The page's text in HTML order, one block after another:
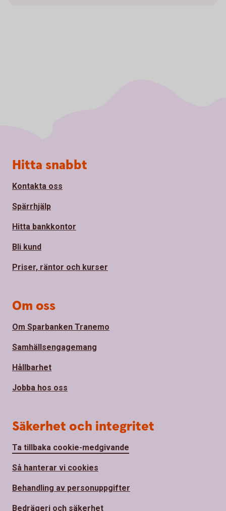
Sidfot
Hitta snabbt
Kontakta oss
Spärrhjälp
Hitta bankkontor
Bli kund
Priser, räntor och kurser
Om oss
Om Sparbanken Tranemo
Samhällsengagemang
Hållbarhet
Jobba hos oss
Säkerhet och integritet
Ta tillbaka cookie-medgivande
Så hanterar vi cookies
Behandling av personuppgifter
Bedrägeri och säkerhet